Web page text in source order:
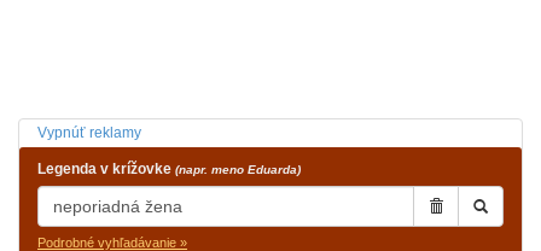
Vypnúť reklamy
Legenda v krížovke (napr. meno Eduarda)
Podrobné vyhľadávanie »